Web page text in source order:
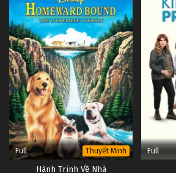
Full Thuyết Minh
Hành Trình Về Nhà
Full